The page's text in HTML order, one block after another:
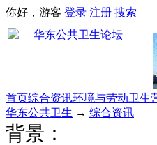
你好，游客 登录 注册 搜索
首页综合资讯环境与劳动卫生
华东公共卫生 → 综合资讯
背景：